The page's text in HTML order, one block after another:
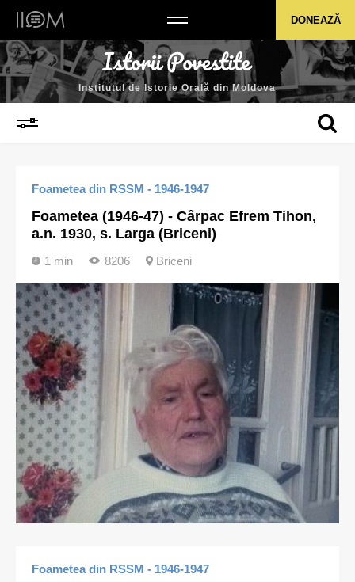
Institutul de Istorie Orală din MoldovaDONEAZĂ
Institutul de Istorie Orală din Moldova
Foametea din RSSM - 1946-1947
Foametea (1946-47) - Cârpac Efrem Tihon,
a.n. 1930, s. Larga (Briceni)
1 min 8206 Briceni
Foametea din RSSM - 1946-1947